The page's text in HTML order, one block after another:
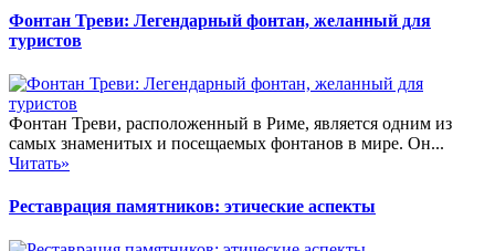
Фонтан Треви: Легендарный фонтан, желанный для
туристов
Фонтан Треви, расположенный в Риме, является одним из
самых знаменитых и посещаемых фонтанов в мире. Он...
Читать»
Реставрация памятников: этические аспекты